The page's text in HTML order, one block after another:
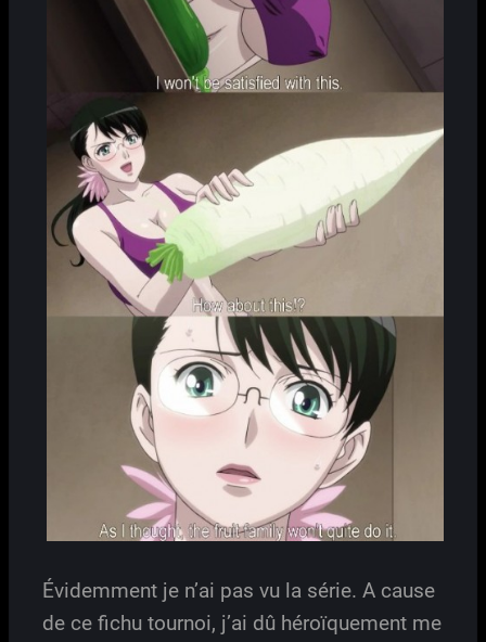
Évidemment je n’ai pas vu la série. A cause
de ce fichu tournoi, j’ai dû héroïquement me